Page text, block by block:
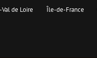
de Loire Île-de-France